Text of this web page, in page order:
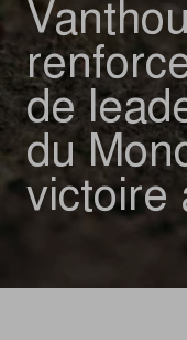
de
du
victoire